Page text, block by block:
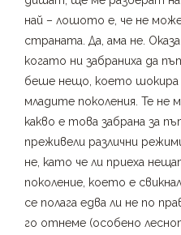
най – лошото е, че не
страната. Да, ама не.
когато ни забраниха да
беше нещо, което шокира
младите поколения. Те не
какво е това забрана за
преживели различни
не, като че ли приеха
поколение, което е
се полага едва ли не по
го отнеме (особено